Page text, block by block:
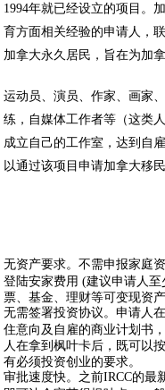
1994年就已经设立的项目。
育方面相关经验的申请人，
加拿大永久居民，旨在为加
运动员、演员、作家、画家
练，自媒体工作者等（这类
成立自己的工作室，达到自
以通过该项目申请加拿大移民
无资产要求。不需申报家庭
登陆安家费用 (建议申请人
票、基金、理财等可变现资产
无需签署投资协议。申请人
住意向及自雇的商业计划书
人在拿到枫叶卡后，既可以
有必须投资创业的要求。
审批速度快。之前IRCC的最